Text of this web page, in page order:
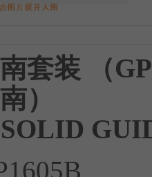
套装 （
）